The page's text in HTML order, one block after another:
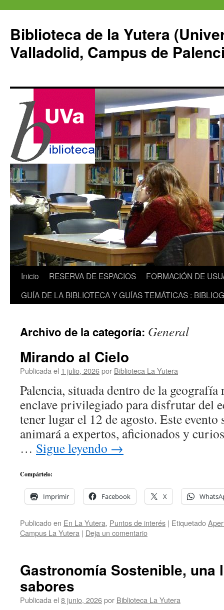
contenido
Biblioteca de la Yutera
Valladolid, Campus de
Inicio RESERVA DE ESPACIOS
FORMACIÓN DE
GUÍA DE LA BIBLIOTECA Y GUÍAS TEMÁTICAS :
Archivo de la categoría: General
Mirando al Cielo
Publicada el 1 julio, 2026por Biblioteca La Yutera
Palencia, situada dentro de la geografía
enclave privilegiado para disfrutar del
tener lugar el 12 de agosto. Este
animará a expertos, aficionados y
… Sigue leyendo →
Compártelo:
Imprimir Facebook X
Publicado en En La Yutera, Puntos de interés | Etiquetado
Campus La Yutera | Deja un comentario
Gastronomía Sostenible, una
sabores
Publicada el 8 junio, 2026por Biblioteca La Yutera